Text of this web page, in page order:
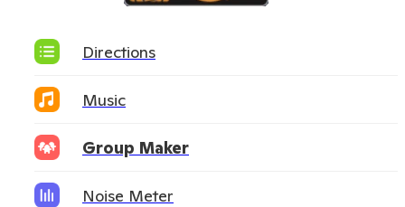
Directions
Music
Group Maker
Noise Meter